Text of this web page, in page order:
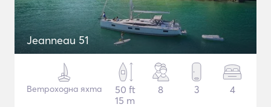
Jeanneau 51
Ветроходна яхта
50 ft
15 m
8 3 4